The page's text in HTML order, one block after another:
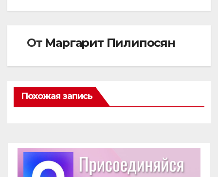
по
От Маргарит Пилипосян
Похожая запись